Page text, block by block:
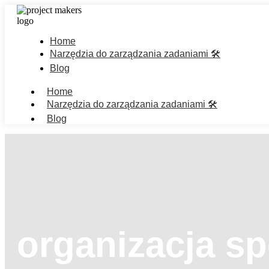
Home
Narzędzia do zarządzania zadaniami 🛠️
Blog
Home
Narzędzia do zarządzania zadaniami 🛠️
Blog
organizacja